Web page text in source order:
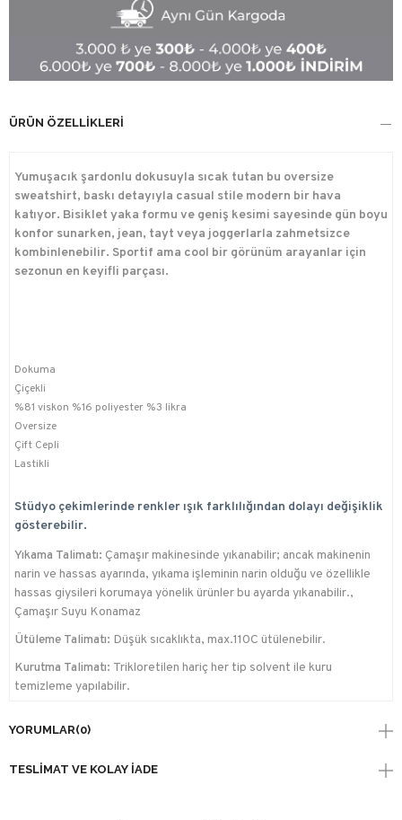
ÜRÜN ÖZELLIKLERI
Yumuşacık şardonlu dokusuyla sıcak tutan bu oversize
sweatshirt, baskı detayıyla casual stile modern bir hava
katıyor. Bisiklet yaka formu ve geniş kesimi sayesinde gün boyu
konfor sunarken, jean, tayt veya joggerlarla zahmetsizce
kombinlenebilir. Sportif ama cool bir görünüm arayanlar için
sezonun en keyifli parçası.
Dokuma
Çiçekli
%81 viskon %16 poliyester %3 likra
Oversize
Çift Cepli
Lastikli
Stüdyo çekimlerinde renkler ışık farklılığından dolayı değişiklik
gösterebilir.
Yıkama Talimatı: Çamaşır makinesinde yıkanabilir; ancak makinenin
narin ve hassas ayarında, yıkama işleminin narin olduğu ve özellikle
hassas giysileri korumaya yönelik ürünler bu ayarda yıkanabilir.,
Çamaşır Suyu Konamaz
Ütüleme Talimatı: Düşük sıcaklıkta, max.110C ütülenebilir.
Kurutma Talimatı: Trikloretilen hariç her tip solvent ile kuru
temizleme yapılabilir.
YORUMLAR(0)
TESLIMAT VE KOLAY İADE